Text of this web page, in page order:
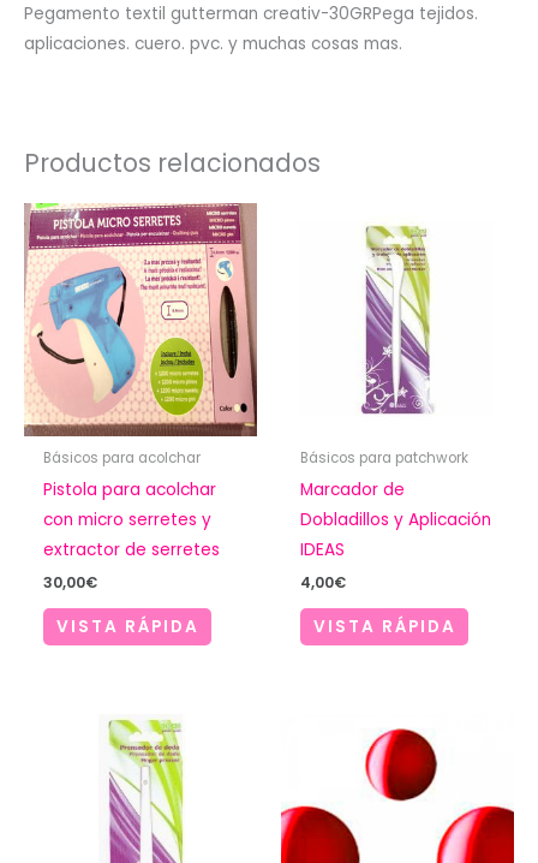
Pegamento textil gutterman creativ-30GRPega tejidos.
aplicaciones. cuero. pvc. y muchas cosas mas.
Productos relacionados
Básicos para acolchar
Pistola para acolchar
con micro serretes y
extractor de serretes
30,00€
VISTA RÁPIDA
Básicos para patchwork
Marcador de
Dobladillos y Aplicación
IDEAS
4,00€
VISTA RÁPIDA